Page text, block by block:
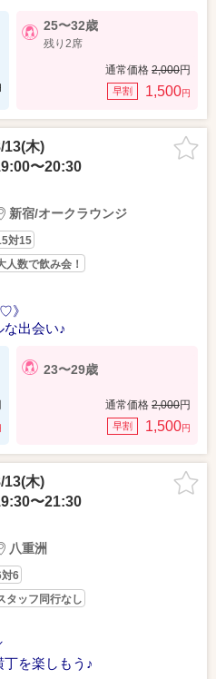
25〜32歳
残り2席
通常価格 2,000円
早割 1,500円
13(木)
〜20:30
新宿/オークラウンジ
対15
人数で飲み会！
》
出会い♪
23〜29歳
通常価格 2,000円
早割 1,500円
13(木)
〜21:30
八重洲
6
タッフ同行なし
丁を楽しもう♪